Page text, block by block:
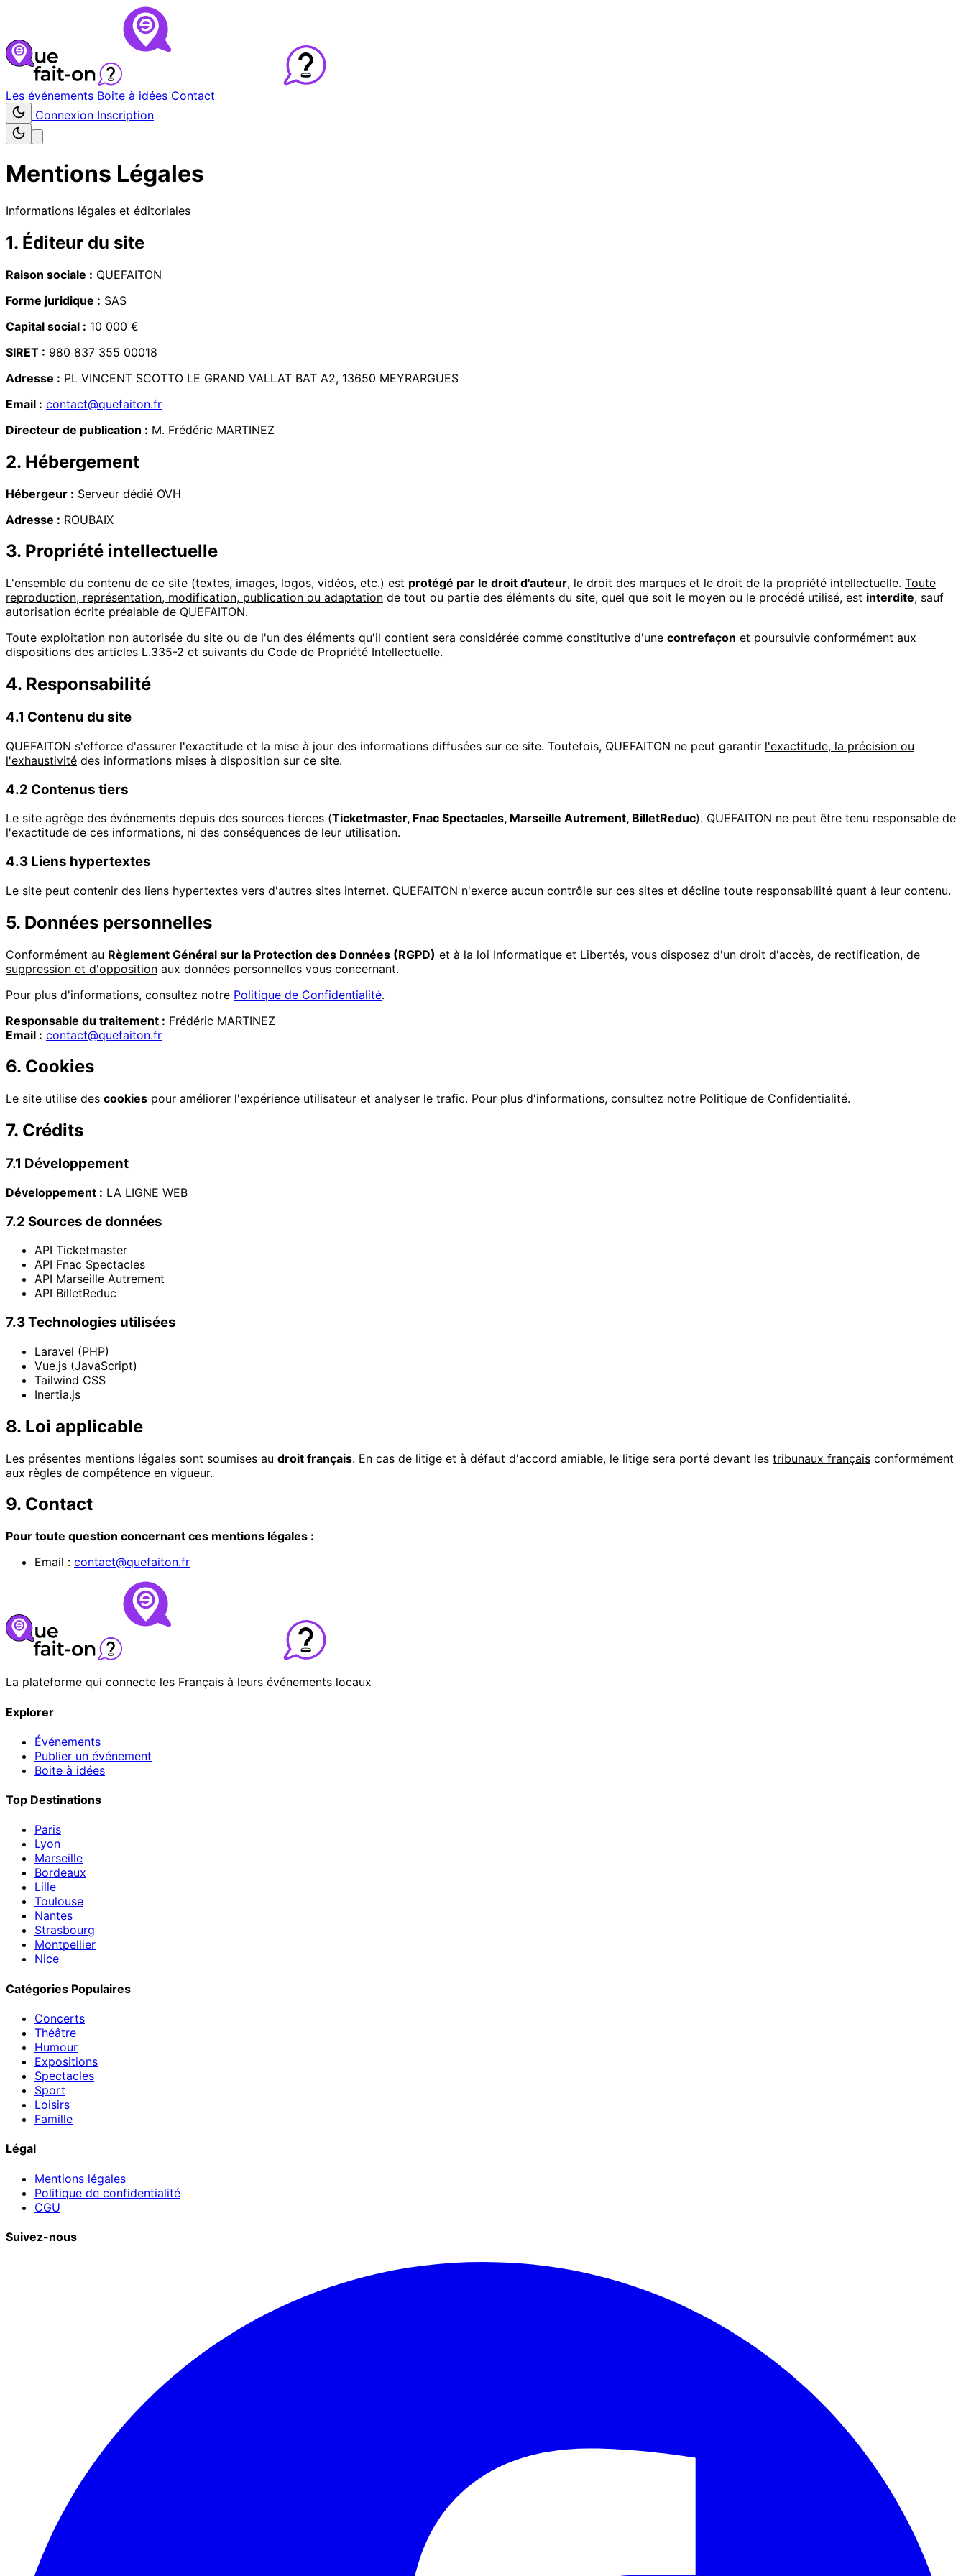
Les événements Boite à idées Contact
Connexion Inscription
Mentions Légales
Informations légales et éditoriales
1. Éditeur du site
Raison sociale : QUEFAITON
Forme juridique : SAS
Capital social : 10 000 €
SIRET : 980 837 355 00018
Adresse : PL VINCENT SCOTTO LE GRAND VALLAT BAT A2, 13650 MEYRARGUES
Email : contact@quefaiton.fr
Directeur de publication : M. Frédéric MARTINEZ
2. Hébergement
Hébergeur : Serveur dédié OVH
Adresse : ROUBAIX
3. Propriété intellectuelle
L'ensemble du contenu de ce site (textes, images, logos, vidéos, etc.) est protégé par le droit d'auteur, le droit des marques et le droit de la propriété intellectuelle. Toute
reproduction, représentation, modification, publication ou adaptation de tout ou partie des éléments du site, quel que soit le moyen ou le procédé utilisé, est interdite, sauf
autorisation écrite préalable de QUEFAITON.
Toute exploitation non autorisée du site ou de l'un des éléments qu'il contient sera considérée comme constitutive d'une contrefaçon et poursuivie conformément aux
dispositions des articles L.335-2 et suivants du Code de Propriété Intellectuelle.
4. Responsabilité
4.1 Contenu du site
QUEFAITON s'efforce d'assurer l'exactitude et la mise à jour des informations diffusées sur ce site. Toutefois, QUEFAITON ne peut garantir l'exactitude, la précision ou
l'exhaustivité des informations mises à disposition sur ce site.
4.2 Contenus tiers
Le site agrège des événements depuis des sources tierces (Ticketmaster, Fnac Spectacles, Marseille Autrement, BilletReduc). QUEFAITON ne peut être tenu responsable de
l'exactitude de ces informations, ni des conséquences de leur utilisation.
4.3 Liens hypertextes
Le site peut contenir des liens hypertextes vers d'autres sites internet. QUEFAITON n'exerce aucun contrôle sur ces sites et décline toute responsabilité quant à leur contenu.
5. Données personnelles
Conformément au Règlement Général sur la Protection des Données (RGPD) et à la loi Informatique et Libertés, vous disposez d'un droit d'accès, de rectification, de
suppression et d'opposition aux données personnelles vous concernant.
Pour plus d'informations, consultez notre Politique de Confidentialité.
Responsable du traitement : Frédéric MARTINEZ
Email : contact@quefaiton.fr
6. Cookies
Le site utilise des cookies pour améliorer l'expérience utilisateur et analyser le trafic. Pour plus d'informations, consultez notre Politique de Confidentialité.
7. Crédits
7.1 Développement
Développement : LA LIGNE WEB
7.2 Sources de données
API Ticketmaster
API Fnac Spectacles
API Marseille Autrement
API BilletReduc
7.3 Technologies utilisées
Laravel (PHP)
Vue.js (JavaScript)
Tailwind CSS
Inertia.js
8. Loi applicable
Les présentes mentions légales sont soumises au droit français. En cas de litige et à défaut d'accord amiable, le litige sera porté devant les tribunaux français conformément
aux règles de compétence en vigueur.
9. Contact
Pour toute question concernant ces mentions légales :
Email : contact@quefaiton.fr
La plateforme qui connecte les Français à leurs événements locaux
Explorer
Événements
Publier un événement
Boite à idées
Top Destinations
Paris
Lyon
Marseille
Bordeaux
Lille
Toulouse
Nantes
Strasbourg
Montpellier
Nice
Catégories Populaires
Concerts
Théâtre
Humour
Expositions
Spectacles
Sport
Loisirs
Famille
Légal
Mentions légales
Politique de confidentialité
CGU
Suivez-nous